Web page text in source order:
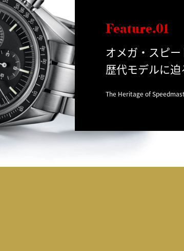
Feature.01
オメガ・スピ
歴代モデルに迫
The Heritage of